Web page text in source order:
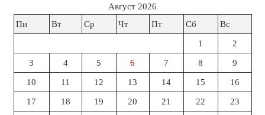
Август 2026
Пн
Вт Ср Чт Пт Сб Вс
1 2
3 4 5 6 7 8 9
10 11 12 13 14 15 16
17 18 19 20 21 22 23